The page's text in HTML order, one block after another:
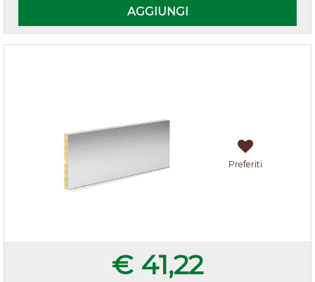
AGGIUNGI
Preferiti
€ 41,22